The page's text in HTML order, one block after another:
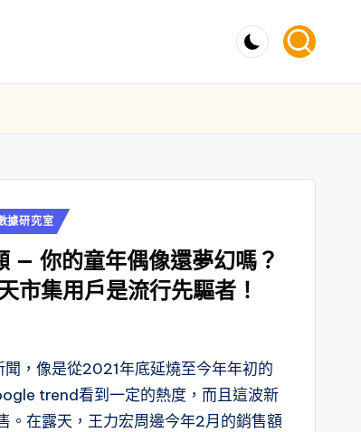
據研究室
— 你的童年偶像還夢幻嗎？
市集用戶是流行先驅者！
，像是從2021年底延燒至今年年初的
trend看到一定的熱度，而且這波新
。在露天，王力宏周邊今年2月的銷售額